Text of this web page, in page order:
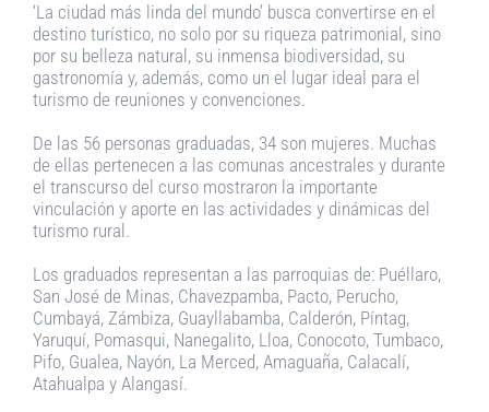
‘La ciudad más linda del mundo’ busca convertirse en el
destino turístico, no solo por su riqueza patrimonial, sino
por su belleza natural, su inmensa biodiversidad, su
gastronomía y, además, como un el lugar ideal para el
turismo de reuniones y convenciones.
De las 56 personas graduadas, 34 son mujeres. Muchas
de ellas pertenecen a las comunas ancestrales y durante
el transcurso del curso mostraron la importante
vinculación y aporte en las actividades y dinámicas del
turismo rural.
Los graduados representan a las parroquias de: Puéllaro,
San José de Minas, Chavezpamba, Pacto, Perucho,
Cumbayá, Zámbiza, Guayllabamba, Calderón, Píntag,
Yaruquí, Pomasqui, Nanegalito, Lloa, Conocoto, Tumbaco,
Pifo, Gualea, Nayón, La Merced, Amaguaña, Calacalí,
Atahualpa y Alangasí.